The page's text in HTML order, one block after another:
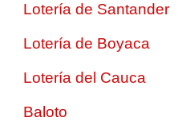
Lotería de Santander
Lotería de Boyaca
Lotería del Cauca
Baloto